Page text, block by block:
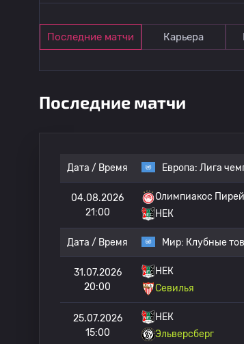
Последние матчи Карьера
Последние матчи
Дата / Время Европа: Лига
04.08.2026
21:00
Олимпиакос Пирей
НЕК
Дата / Время Мир: Клубные
31.07.2026
20:00
НЕК
Севилья
25.07.2026
15:00
НЕК
Эльверсберг